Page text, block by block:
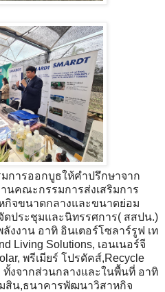
การออกบูธให้คำปรึกษาจาก
นคณะกรรมการส่งเสริมการ
กิจขนาดกลางและขนาดย่อม
ดประชุมและนิทรรศการ( สสปน.)
งงาน อาทิ อินเตอร์โซลาร์รูฟ เท
Living Solutions, เอนเนอร์จี
พรีเมียร์ โปรดัคส์,Recycle
ทั้งจากส่วนกลางและในพื้นที่ อาทิ
สิน,ธนาคารพัฒนาวิสาหกิจ